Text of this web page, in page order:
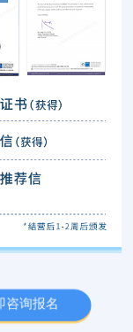
咨询报名